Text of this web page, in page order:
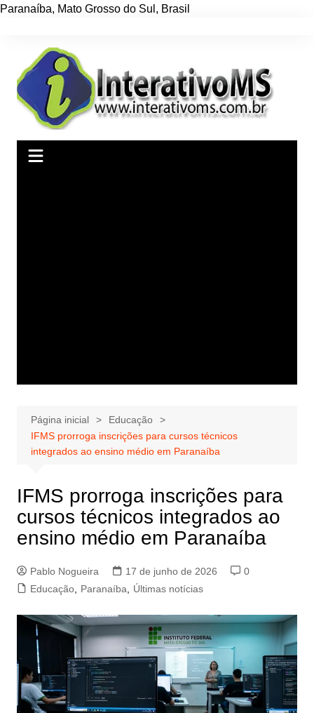
Paranaíba, Mato Grosso do Sul , Brasil
conteúdo
Página inicial
Educação
IFMS prorroga inscrições para cursos técnicos
integrados ao ensino médio em Paranaíba
IFMS prorroga inscrições para
cursos técnicos integrados ao
ensino médio em Paranaíba
Pablo Nogueira 17 de junho de 2026
0
Educação, Paranaíba Últimas notícias